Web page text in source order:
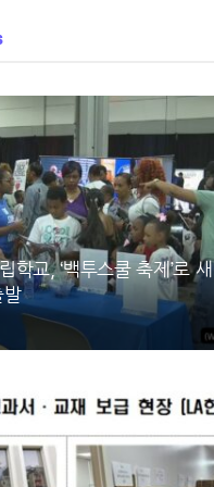
학교, ‘백투스쿨 축제’로 새
발